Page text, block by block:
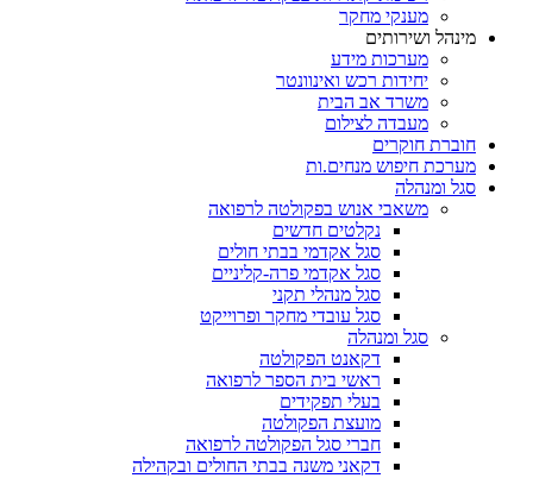
מענקי מחקר
מינהל ושירותים
מערכות מידע
יחידות רכש ואינוונטר
משרד אב הבית
מעבדה לצילום
חוברת חוקרים
מערכת חיפוש מנחים.ות
סגל ומנהלה
משאבי אנוש בפקולטה לרפואה
נקלטים חדשים
סגל אקדמי בבתי חולים
סגל אקדמי פרה-קליניים
סגל מנהלי תקני
סגל עובדי מחקר ופרוייקט
סגל ומנהלה
דקאנט הפקולטה
ראשי בית הספר לרפואה
בעלי תפקידים
מועצת הפקולטה
חברי סגל הפקולטה לרפואה
דקאני משנה בבתי החולים ובקהילה